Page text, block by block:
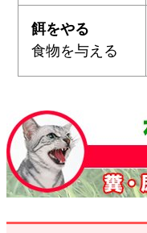
餌をやる
食物を与える